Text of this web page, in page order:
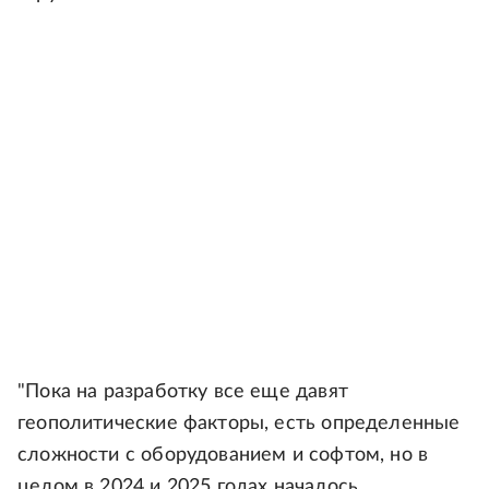
"Пока на разработку все еще давят
геополитические факторы, есть определенные
сложности с оборудованием и софтом, но в